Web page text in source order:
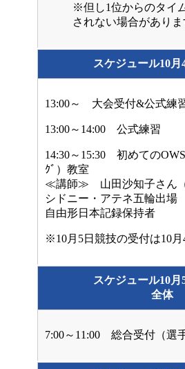
※但し1位からのタイ
されない場合がありま
スケジュール10月
13:00～ 大会受付&公式練
13:00～14:00 公式練習
14:30～15:30 初めてのOWS
ｸﾞ）教室
≪講師≫ 山田沙知子さん（
シドニー・アテネ五輪出
自由形日本記録保持者
※10月5日競技の受付は10
スケジュール10月
全体
7:00～11:00 総合受付（選